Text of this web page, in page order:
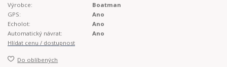
Výrobce:
Boatman
GPS:
Ano
Echolot:
Ano
Automatický návrat:
Ano
Hlídat cenu / dostupnost
Do oblíbených